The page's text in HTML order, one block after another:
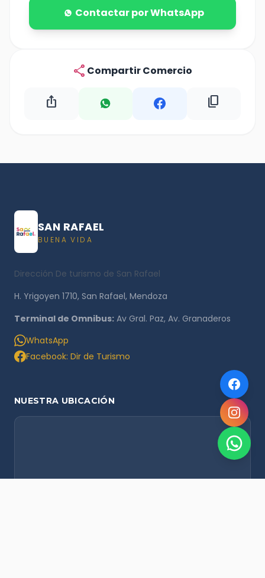
Contactar por WhatsApp
share Compartir Comercio
ios_share content_copy
SAN RAFAEL
BUENA VIDA
Dirección De turismo de San Rafael
H. Yrigoyen 1710, San Rafael, Mendoza
Terminal de Omnibus: Av Gral. Paz, Av. Granaderos
WhatsApp
Facebook: Dir de Turismo
NUESTRA UBICACIÓN